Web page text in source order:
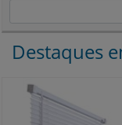
Destaques